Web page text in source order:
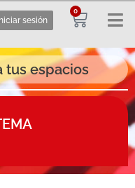
sesión
0
tus espacios